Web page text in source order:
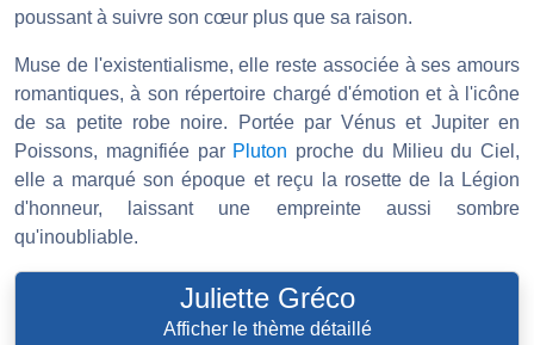
poussant à suivre son cœur plus que sa raison.
Muse de l'existentialisme, elle reste associée à ses amours
romantiques, à son répertoire chargé d'émotion et à l'icône
de sa petite robe noire. Portée par Vénus et Jupiter en
Poissons, magnifiée par Pluton proche du Milieu du Ciel,
elle a marqué son époque et reçu la rosette de la Légion
d'honneur, laissant une empreinte aussi sombre
qu'inoubliable.
Juliette Gréco
Afficher le thème détaillé